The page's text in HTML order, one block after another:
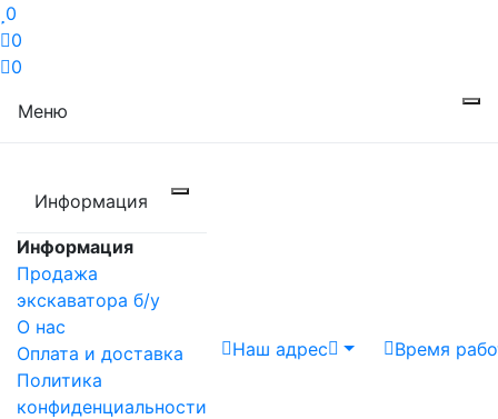
0
0
0
Меню
Информация
Информация
Продажа
экскаватора б/у
О нас
Оплата и доставка
Политика
конфиденциальности
Наш адрес Время